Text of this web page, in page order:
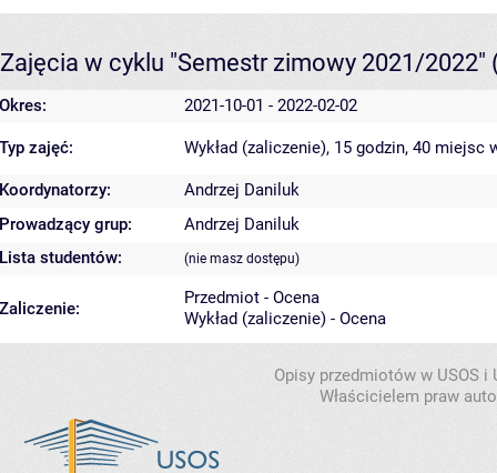
Zajęcia w cyklu "Semestr zimowy 2021/2022"
Okres: 2021-10-01 - 2022-02-02
Typ zajęć: Wykład (zaliczenie), 15 godzin, 40 miejsc
Koordynatorzy:
Andrzej Daniluk
Prowadzący grup:
Andrzej Daniluk
Lista studentów:
(nie masz dostępu)
Zaliczenie:
Przedmiot - Ocena
Wykład (zaliczenie) - Ocena
Opisy przedmiotów w USOS
Właścicielem praw